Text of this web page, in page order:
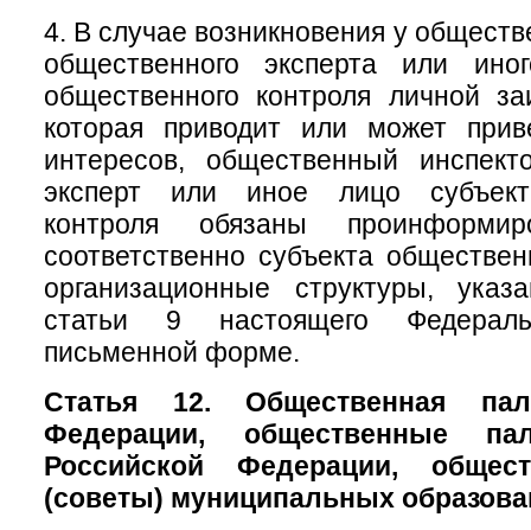
4. В случае возникновения у
общественного эксперта или
общественного контроля личной
которая приводит или может
интересов, общественный
эксперт или иное лицо
контроля обязаны
соответственно субъекта
организационные структуры,
статьи 9 настоящего
письменной форме.
Статья 12. Общественная
Федерации, общественные
Российской Федерации,
(советы) муниципальных